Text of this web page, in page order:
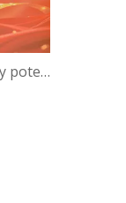
Impulsado por la tecnología y potenciado por la inteligencia: el presidente de Hanbang Intelligence, Gao Yun, sobre el avance del desarrollo del 'Centro de inteligencia digital' de Suqian